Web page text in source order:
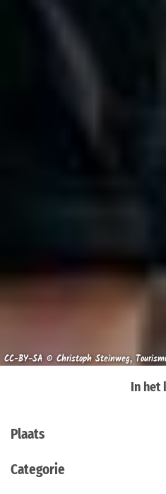
CC-BY-SA © Christoph Steinweg,
In het
Plaats
Categorie